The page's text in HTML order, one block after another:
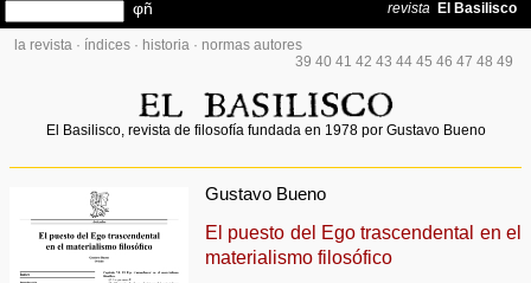
la revista · índices · historia · normas autores
39 40 41 42 43 44 45 46 47 48 49
El Basilisco, revista de filosofía fundada en 1978 por Gustavo Bueno
Gustavo Bueno
El puesto del Ego trascendental en el
materialismo filosófico